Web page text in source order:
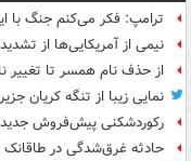
ترامپ: فکر می‌کنم جنگ با
نیمی از آمریکایی‌ها از
از حذف نام همسر تا تغییر
نمایی زیبا از تنگه کریان
رکوردشکنی پیش‌فروش
حادثه غرق‌شدگی در طاقانک ۲ قربانی گرفت